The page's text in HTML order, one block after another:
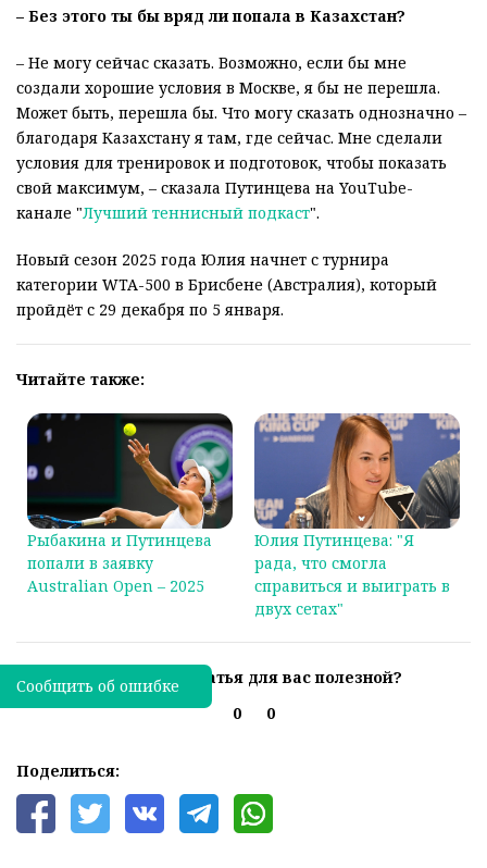
– Без этого ты бы вряд ли попала в Казахстан?
– Не могу сейчас сказать. Возможно, если бы мне
создали хорошие условия в Москве, я бы не перешла.
Может быть, перешла бы. Что могу сказать однозначно –
благодаря Казахстану я там, где сейчас. Мне сделали
условия для тренировок и подготовок, чтобы показать
свой максимум, – сказала Путинцева на YouTube-
канале "Лучший теннисный подкаст".
Новый сезон 2025 года Юлия начнет с турнира
категории WTA-500 в Брисбене (Австралия), который
пройдёт с 29 декабря по 5 января.
Читайте также:
Рыбакина и Путинцева
попали в заявку
Australian Open – 2025
Юлия Путинцева: "Я
рада, что смогла
справиться и выиграть в
двух сетах"
Была ли эта статья для вас полезной?
0
0
Поделиться:
Сообщить об ошибке